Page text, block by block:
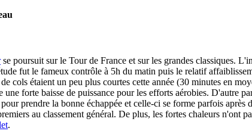
se poursuit sur le Tour de France et sur les grandes classiques.
fut le fameux contrôle à 5h du matin puis le relatif
cols étaient un peu plus courtes cette année (30 minutes en
une forte baisse de puissance pour les efforts aérobies.
prendre la bonne échappée et celle-ci se forme parfois
au classement général. De plus, les fortes chaleurs
.